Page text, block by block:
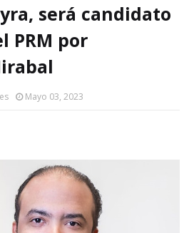
será candidato
PRM por
Mayo 03, 2023